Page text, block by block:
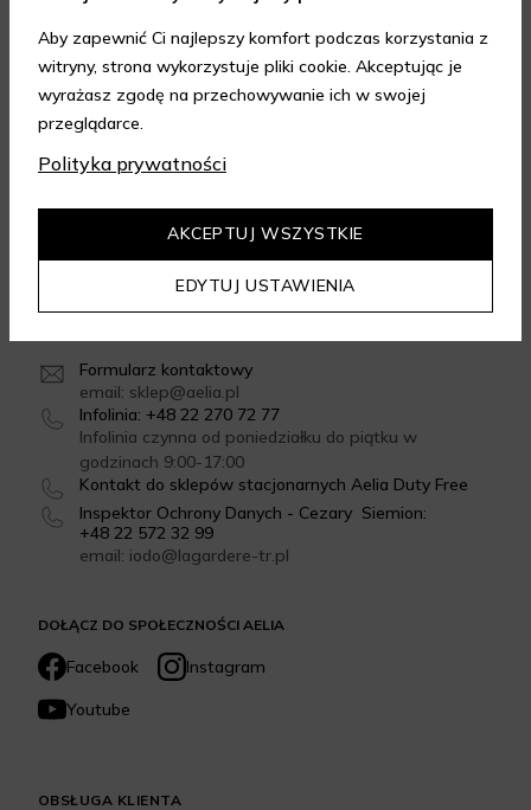
DOŁĄCZ DO SPOŁECZNOŚCI AELIA
Facebook
Instagram
Youtube
Formularz kontaktowy
email: sklep@aelia.pl
Infolinia: +48 22 270 72 77
Infolinia czynna od poniedziałku do piątku w
godzinach 9:00-17:00
Kontakt do sklepów stacjonarnych Aelia Duty Free
Inspektor Ochrony Danych - Cezary Siemion:
+48 22 572 32 99
email: iodo@lagardere-tr.pl
FORMY DOSTAWY
OBSŁUGA KLIENTA
5.00
Aby zapewnić Ci najlepszy komfort podczas korzystania z
witryny, strona wykorzystuje pliki cookie. Akceptując je
wyrażasz zgodę na przechowywanie ich w swojej
przeglądarce.
Polityka prywatności
EDYTUJ USTAWIENIA
AKCEPTUJ WSZYSTKIE